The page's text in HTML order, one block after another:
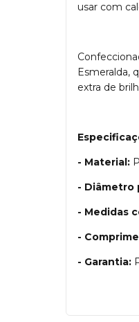
usar com
Esmeralda,
extra de
- Material:
- Diâmetro
- Medidas
-
- Garantia: